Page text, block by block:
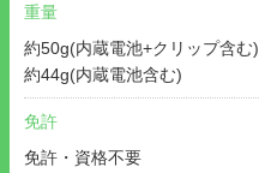
重量
約50g(内蔵電池+クリップ含む)
約44g(内蔵電池含む)
免許
免許・資格不要